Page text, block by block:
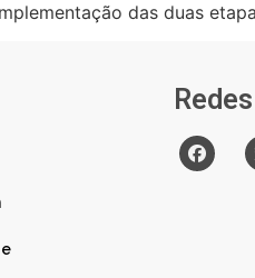
das duas